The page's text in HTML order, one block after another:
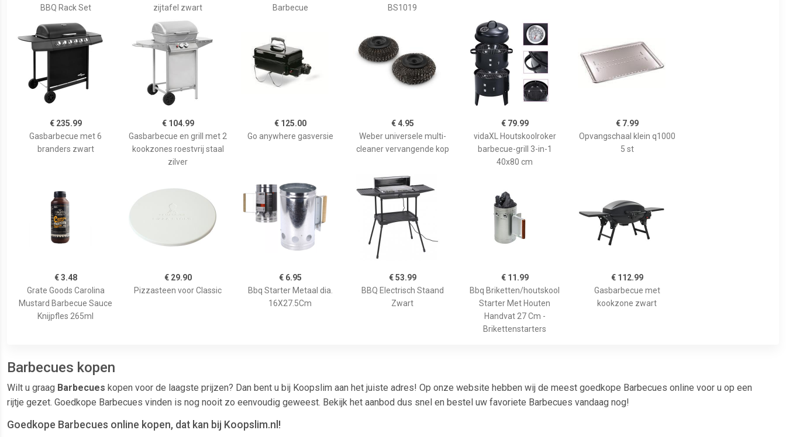
BBQ Rack Set
zijtafel zwart
Barbecue
BS1019
€ 235.99
Gasbarbecue met 6
branders zwart
€ 104.99
Gasbarbecue en grill met 2
kookzones roestvrij staal
zilver
€ 125.00
Go anywhere gasversie
€ 4.95
Weber universele multi-
cleaner vervangende kop
€ 79.99
vidaXL Houtskoolroker
barbecue-grill 3-in-1
40x80 cm
€ 7.99
Opvangschaal klein q1000
5 st
€ 3.48
Grate Goods Carolina
Mustard Barbecue Sauce
Knijpfles 265ml
€ 29.90
Pizzasteen voor Classic
€ 6.95
Bbq Starter Metaal dia.
16X27.5Cm
€ 53.99
BBQ Electrisch Staand
Zwart
€ 11.99
Bbq Briketten/houtskool
Starter Met Houten
Handvat 27 Cm -
Brikettenstarters
€ 112.99
Gasbarbecue met
kookzone zwart
Barbecues kopen
Wilt u graag Barbecues kopen voor de laagste prijzen? Dan bent u bij Koopslim aan het juiste adres! Op onze website hebben wij de meest goedkope Barbecues online voor u op een
rijtje gezet. Goedkope Barbecues vinden is nog nooit zo eenvoudig geweest. Bekijk het aanbod dus snel en bestel uw favoriete Barbecues vandaag nog!
Goedkope Barbecues online kopen, dat kan bij Koopslim.nl!